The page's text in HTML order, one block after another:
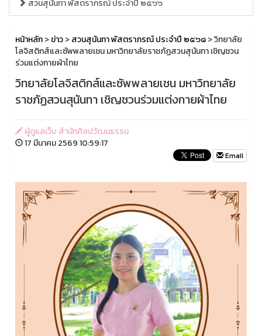
สวนสุนันทา พัสตราภรณ์ ประจำปี ๒๕๖๖
หน้าหลัก>ข่าว>สวนสุนันทา พัสตราภรณ์ ประจำปี ๒๕๖๘> วิทยาลัย
โลจิสติกส์และซัพพลายเชน มหาวิทยาลัยราชภัฏสวนสุนันทา เชิญชวน
ร่วมแต่งกายผ้าไทย
วิทยาลัยโลจิสติกส์และซัพพลายเชน มหาวิทยาลัย
ราชภัฏสวนสุนันทา เชิญชวนร่วมแต่งกายผ้าไทย
ผู้ดูแลเว็บ สำนักศิลปวัฒนธรรม
17 มีนาคม 2569 10:59:17
Email